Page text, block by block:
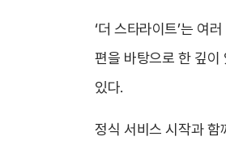
‘더 스타라이트’는 여
편을 바탕으로 한 깊
있다.
정식 서비스 시작과